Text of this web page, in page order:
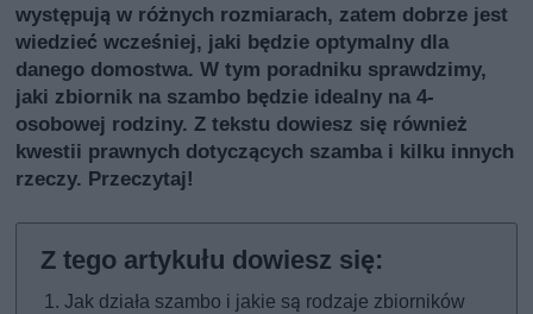
występują w różnych rozmiarach, zatem dobrze jest
wiedzieć wcześniej, jaki będzie optymalny dla
danego domostwa. W tym poradniku sprawdzimy,
jaki zbiornik na szambo będzie idealny na 4-
osobowej rodziny. Z tekstu dowiesz się również
kwestii prawnych dotyczących szamba i kilku innych
rzeczy. Przeczytaj!
Jak działa szambo i jakie są rodzaje zbiorników